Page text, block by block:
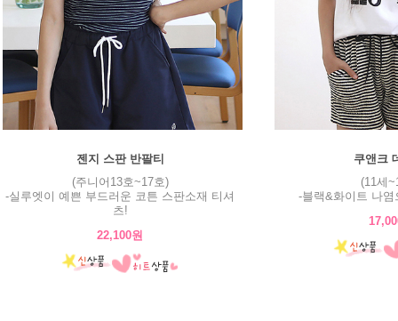
젠지 스판 반팔티
(주니어13호~17호)
-실루엣이 예쁜 부드러운 코튼 스판소재 티셔
츠!
22,100원
쿠앤크
(11세
-블랙&화이트 나